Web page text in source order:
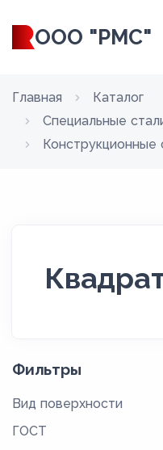
ООО "РМС"
Главная
Каталог
Специальные
Конструкционные
Фильтры
Вид поверхности
ГОСТ